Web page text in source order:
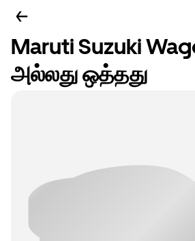
Maruti Suzuki
அல்லது ஒத்தது